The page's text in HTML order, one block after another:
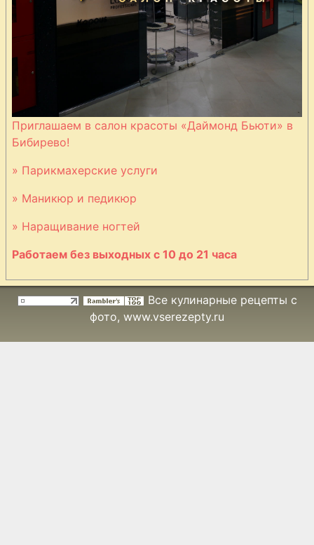
Приглашаем в салон красоты «Даймонд Бьюти» в
Бибирево!
» Парикмахерские услуги
» Маникюр и педикюр
» Наращивание ногтей
Работаем без выходных с 10 до 21 часа
Все кулинарные рецепты с
фото, www.vserezepty.ru